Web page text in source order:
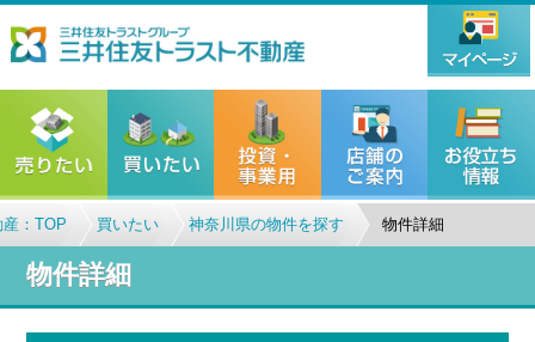
：TOP 買いたい 神奈川県の物件を探す 物件詳細
物件詳細